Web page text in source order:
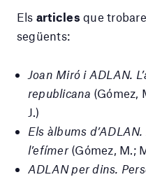
Els articlesque
següents:
Joan Miró i ADLAN.
republicana (Gómez,
J.)
Els àlbums
l’efímer(Gómez, M.;
ADLAN per dins.